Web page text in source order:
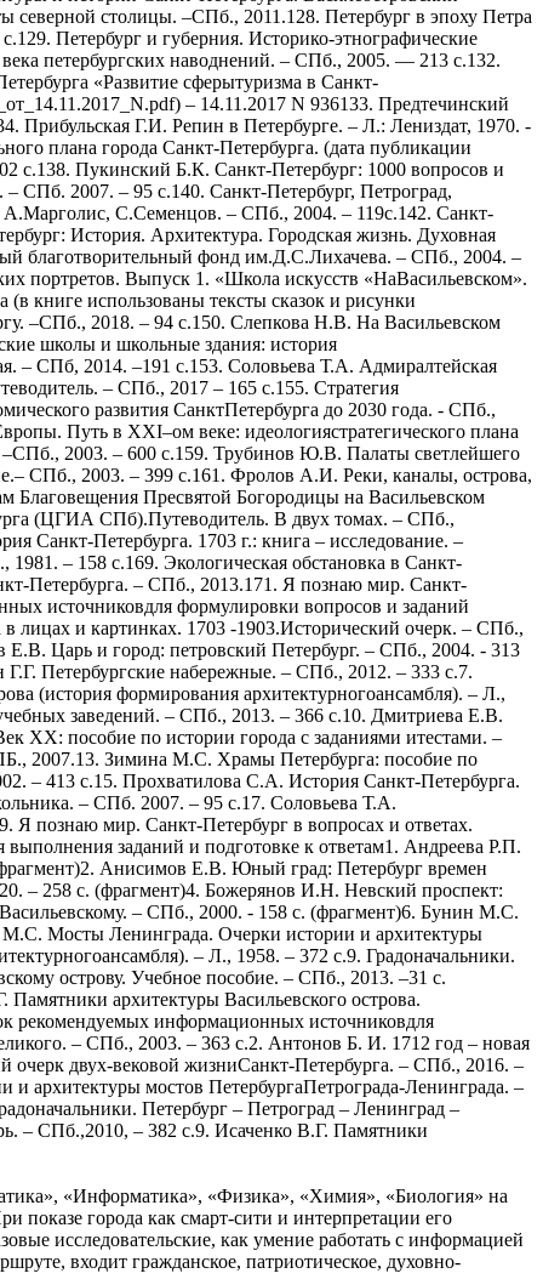
«Информатика», «Физика», «Химия», «Биология» на
показе города как смарт-сити и интерпретации его
исследовательские, как умение работать с информацией
входит гражданское, патриотическое, духовно-